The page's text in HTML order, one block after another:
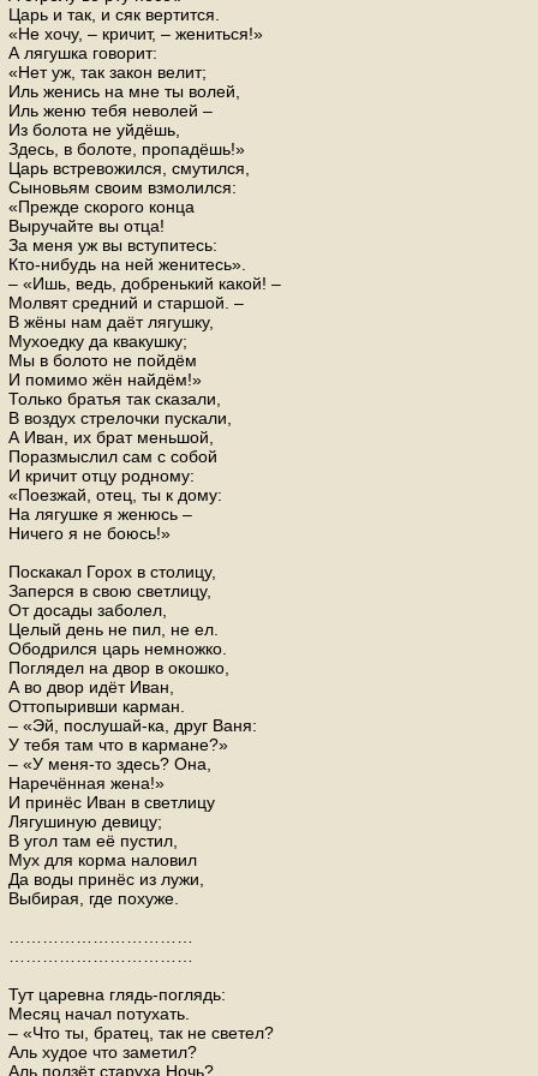
Царь и так, и сяк вертится.
«Не хочу, – кричит, – жениться!»
А лягушка говорит:
«Нет уж, так закон велит;
Иль женись на мне ты волей,
Иль женю тебя неволей –
Из болота не уйдёшь,
Здесь, в болоте, пропадёшь!»
Царь встревожился, смутился,
Сыновьям своим взмолился:
«Прежде скорого конца
Выручайте вы отца!
За меня уж вы вступитесь:
Кто-нибудь на ней женитесь».
– «Ишь, ведь, добренький какой! –
Молвят средний и старшой. –
В жёны нам даёт лягушку,
Мухоедку да квакушку;
Мы в болото не пойдём
И помимо жён найдём!»
Только братья так сказали,
В воздух стрелочки пускали,
А Иван, их брат меньшой,
Поразмыслил сам с собой
И кричит отцу родному:
«Поезжай, отец, ты к дому:
На лягушке я женюсь –
Ничего я не боюсь!»
Поскакал Горох в столицу,
Заперся в свою светлицу,
От досады заболел,
Целый день не пил, не ел.
Ободрился царь немножко.
Поглядел на двор в окошко,
А во двор идёт Иван,
Оттопыривши карман.
– «Эй, послушай-ка, друг Ваня:
У тебя там что в кармане?»
– «У меня-то здесь? Она,
Наречённая жена!»
И принёс Иван в светлицу
Лягушиную девицу;
В угол там её пустил,
Мух для корма наловил
Да воды принёс из лужи,
Выбирая, где похуже.
Тут царевна глядь-поглядь:
Месяц начал потухать.
– «Что ты, братец, так не светел?
Аль худое что заметил?
Аль ползёт старуха Ночь?